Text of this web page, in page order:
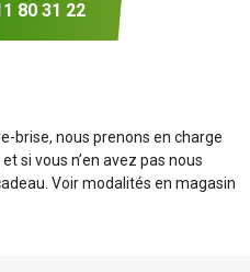
80 31 22
brise, nous prenons en charge
si vous n’en avez pas nous
Voir modalités en magasin